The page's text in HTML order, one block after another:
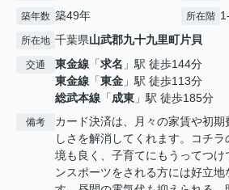
築年数 築49年 所在階
所在地 千葉県山武郡九十九里町片貝
交通 東金線 「求名 」駅 徒歩144分
東金線 「東金 」駅 徒歩113分
総武本線 「成東 」駅 徒歩185分
備考
カード決済は、月々の家賃や初
しさを解消してくれます。コチ
境も良く、子育てにもうってつけ
ンスポーツをされる方には好立地